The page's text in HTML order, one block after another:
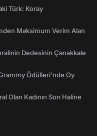
Türk: Koray
Maksimum Verim Alan
Dedesinin Çanakkale
Ödülleri'nde Oy
Olan Kadının Son Haline